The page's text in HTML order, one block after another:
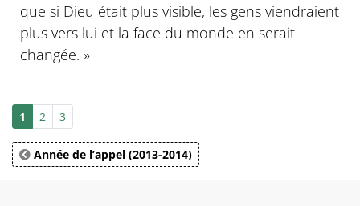
que si Dieu était plus visible, les gens viendraient
plus vers lui et la face du monde en serait
changée. »
1 2 3
Année de l’appel (2013-2014)